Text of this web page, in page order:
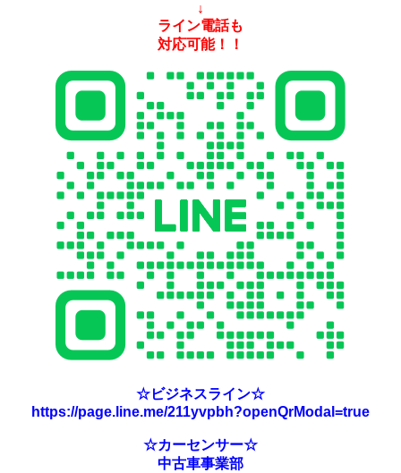
↓
ライン電話も
対応可能！！
☆ビジネスライン☆
https://page.line.me/211yvpbh?openQrModal=true
☆カーセンサー☆
中古車事業部